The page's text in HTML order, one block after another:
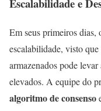
Escalabilidade e
Em seus primeiros dias,
escalabilidade, visto
armazenados pode
elevados. A equipe do
algoritmo de consenso